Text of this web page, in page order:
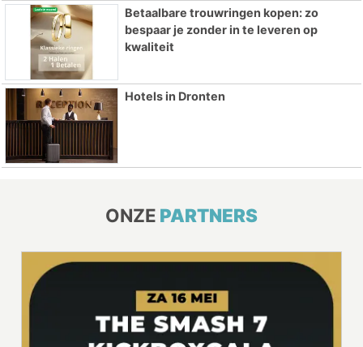
Betaalbare trouwringen kopen: zo
bespaar je zonder in te leveren op
kwaliteit
Hotels in Dronten
ONZE PARTNERS